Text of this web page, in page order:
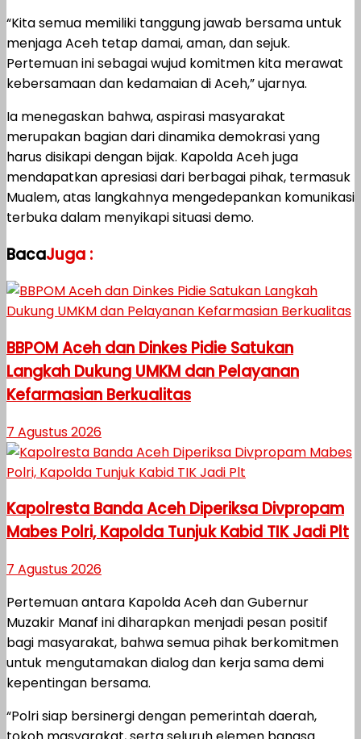
“Kita semua memiliki tanggung jawab bersama untuk
menjaga Aceh tetap damai, aman, dan sejuk.
Pertemuan ini sebagai wujud komitmen kita merawat
kebersamaan dan kedamaian di Aceh,” ujarnya.
Ia menegaskan bahwa, aspirasi masyarakat
merupakan bagian dari dinamika demokrasi yang
harus disikapi dengan bijak. Kapolda Aceh juga
mendapatkan apresiasi dari berbagai pihak, termasuk
Mualem, atas langkahnya mengedepankan komunikasi
terbuka dalam menyikapi situasi demo.
BacaJuga :
BBPOM Aceh dan Dinkes Pidie Satukan
Langkah Dukung UMKM dan Pelayanan
Kefarmasian Berkualitas
7 Agustus 2026
Kapolresta Banda Aceh Diperiksa Divpropam
Mabes Polri, Kapolda Tunjuk Kabid TIK Jadi Plt
7 Agustus 2026
Pertemuan antara Kapolda Aceh dan Gubernur
Muzakir Manaf ini diharapkan menjadi pesan positif
bagi masyarakat, bahwa semua pihak berkomitmen
untuk mengutamakan dialog dan kerja sama demi
kepentingan bersama.
“Polri siap bersinergi dengan pemerintah daerah,